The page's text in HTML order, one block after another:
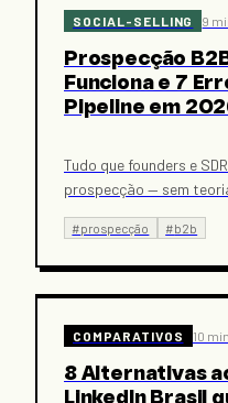
SOCIAL-SELLING 9
Prospecção
Funciona e 7
Pipeline em
Tudo que founders e
prospecção — sem
#prospecção #b2b
COMPARATIVOS 10 min
8 Alternativas
LinkedIn Brasil